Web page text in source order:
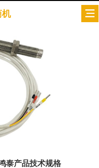
机
泰产品技术规格